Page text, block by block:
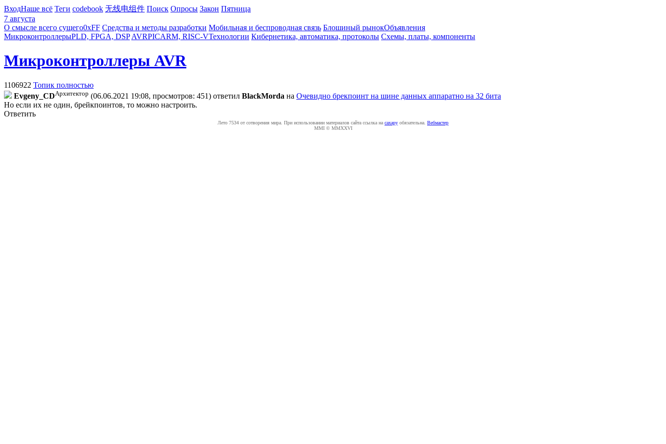
ВходНаше всё Теги codebook 无线电组件 Поиск Опросы Закон Пятница
7 августа
О смысле всего сущего0xFF Средства и методы разработки Мобильная и беспроводная связь Блошиный рынокОбъявления
МикроконтроллерыPLD, FPGA, DSP AVRPICARM, RISC-VТехнологии Кибернетика, автоматика, протоколы Схемы, платы, компоненты
Микроконтроллеры AVR
1106922 Топик полностью
Evgeny_CDАрхитектор (06.06.2021 19:08, просмотров: 451) ответил BlackMorda на Очевидно брекпоинт на шине данных аппаратно на 32 бита
Но если их не один, брейкпоинтов, то можно настроить.
Ответить
Лето 7534 от сотворения мира. При использовании материалов сайта ссылка на caxapу обязательна. Вебмастер
MMI © MMXXVI